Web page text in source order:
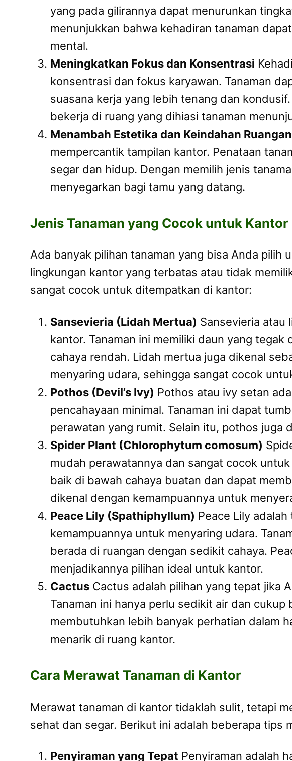
yang pada gilirannya dapat menurunkan
menunjukkan bahwa kehadiran tanaman
mental.
Meningkatkan Fokus dan Konsentrasi
konsentrasi dan fokus karyawan. Tanaman
suasana kerja yang lebih tenang dan
bekerja di ruang yang dihiasi tanaman
Menambah Estetika dan Keindahan Ruangan
mempercantik tampilan kantor. Penataan
segar dan hidup. Dengan memilih jenis
menyegarkan bagi tamu yang datang.
Jenis Tanaman yang Cocok untuk Kantor
Ada banyak pilihan tanaman yang bisa Anda
lingkungan kantor yang terbatas atau tidak
sangat cocok untuk ditempatkan di kantor:
Sansevieria (Lidah Mertua) Sansevieria atau
kantor. Tanaman ini memiliki daun yang
cahaya rendah. Lidah mertua juga dikenal
menyaring udara, sehingga sangat cocok
Pothos (Devil’s Ivy) Pothos atau ivy setan
pencahayaan minimal. Tanaman ini dapat
perawatan yang rumit. Selain itu, pothos
Spider Plant (Chlorophytum comosum)
mudah perawatannya dan sangat cocok
baik di bawah cahaya buatan dan dapat
dikenal dengan kemampuannya untuk
Peace Lily (Spathiphyllum) Peace Lily
kemampuannya untuk menyaring udara.
berada di ruangan dengan sedikit cahaya.
menjadikannya pilihan ideal untuk kantor.
Cactus Cactus adalah pilihan yang tepat jika
Tanaman ini hanya perlu sedikit air dan
membutuhkan lebih banyak perhatian dalam
menarik di ruang kantor.
Cara Merawat Tanaman di Kantor
Merawat tanaman di kantor tidaklah sulit, tetapi
sehat dan segar. Berikut ini adalah beberapa tips
Penyiraman yang Tepat Penyiraman adalah